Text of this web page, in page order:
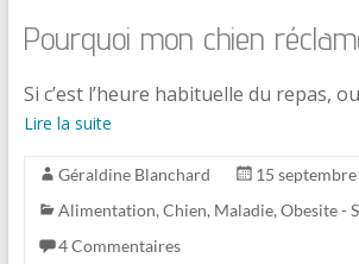
Pourquoi mon chien
Si c’est l’heure habituelle du repas,
Lire la suite
Géraldine Blanchard
15
Alimentation, Chien, Maladie, Obesite -
4 Commentaires